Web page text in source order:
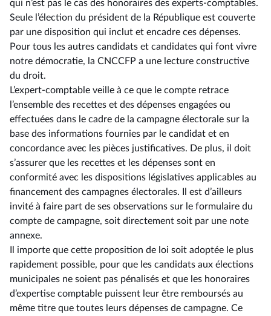
qui n’est pas le cas des honoraires des experts-comptables.
Seule l’élection du président de la République est couverte
par une disposition qui inclut et encadre ces dépenses.
Pour tous les autres candidats et candidates qui font vivre
notre démocratie, la CNCCFP a une lecture constructive
du droit.
L’expert-comptable veille à ce que le compte retrace
l’ensemble des recettes et des dépenses engagées ou
effectuées dans le cadre de la campagne électorale sur la
base des informations fournies par le candidat et en
concordance avec les pièces justificatives. De plus, il doit
s’assurer que les recettes et les dépenses sont en
conformité avec les dispositions législatives applicables au
financement des campagnes électorales. Il est d’ailleurs
invité à faire part de ses observations sur le formulaire du
compte de campagne, soit directement soit par une note
annexe.
Il importe que cette proposition de loi soit adoptée le plus
rapidement possible, pour que les candidats aux élections
municipales ne soient pas pénalisés et que les honoraires
d’expertise comptable puissent leur être remboursés au
même titre que toutes leurs dépenses de campagne. Ce